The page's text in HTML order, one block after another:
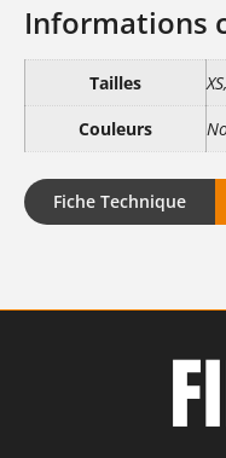
Informations
Tailles
Couleurs
Fiche Technique